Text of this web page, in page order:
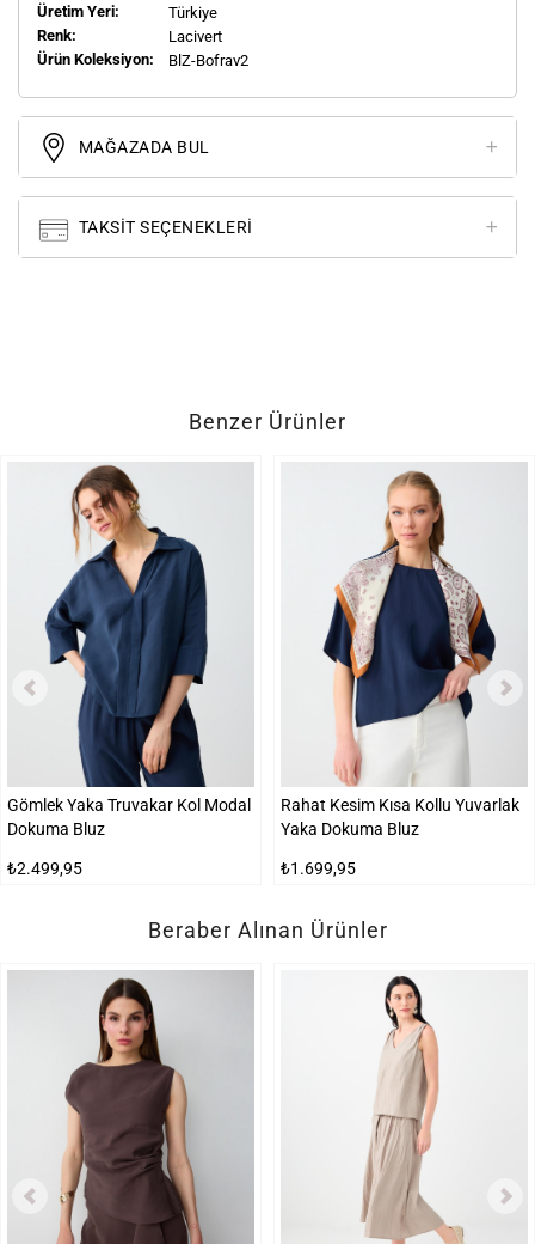
Üretim Yeri:
Türkiye
Renk:
Lacivert
Ürün Koleksiyon:
BlZ-Bofrav2
MAĞAZADA BUL
TAKSIT SEÇENEKLERI
Benzer Ürünler
Gömlek Yaka Truvakar Kol Modal
Dokuma Bluz
₺2.499,95
Rahat Kesim Kısa Kollu Yuvarlak
Yaka Dokuma Bluz
₺1.699,95
Beraber Alınan Ürünler